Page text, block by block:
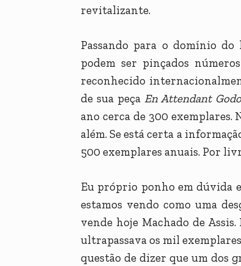
revitalizante.
Passando para o domínio
podem ser pinçados
reconhecido
de sua peça En Attendant
ano cerca de 300
além. Se está certa a
500 exemplares anuais. Por
Eu próprio ponho em dúvida
estamos vendo como uma
vende hoje Machado de
ultrapassava os mil
questão de dizer que um dos